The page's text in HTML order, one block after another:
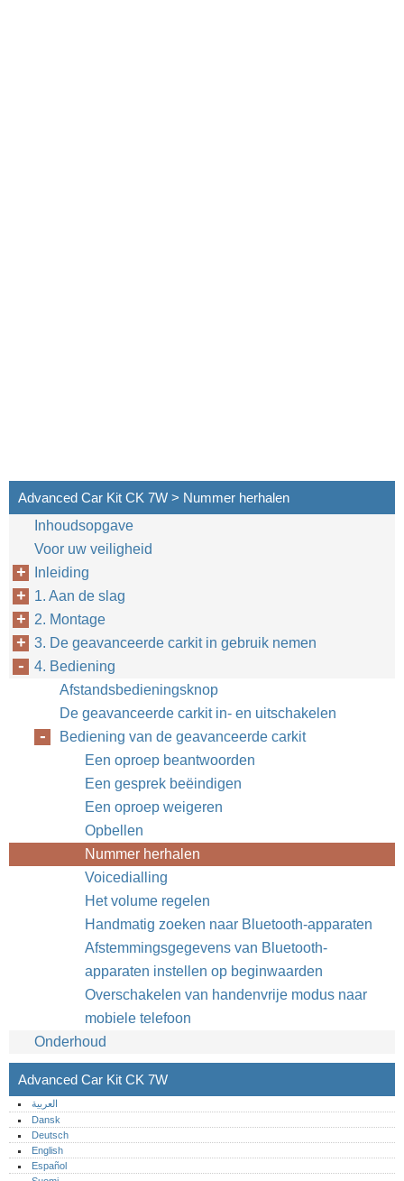
Advanced Car Kit CK 7W > Nummer herhalen
Inhoudsopgave
Voor uw veiligheid
Inleiding
1. Aan de slag
2. Montage
3. De geavanceerde carkit in gebruik nemen
4. Bediening
Afstandsbedieningsknop
De geavanceerde carkit in- en uitschakelen
Bediening van de geavanceerde carkit
Een oproep beantwoorden
Een gesprek beëindigen
Een oproep weigeren
Opbellen
Nummer herhalen
Voicedialling
Het volume regelen
Handmatig zoeken naar Bluetooth-apparaten
Afstemmingsgegevens van Bluetooth-
apparaten instellen op beginwaarden
Overschakelen van handenvrije modus naar
mobiele telefoon
Onderhoud
Advanced Car Kit CK 7W
العربية
Dansk
Deutsch
English
Español